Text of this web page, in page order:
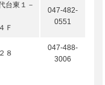
台東１－
Ｆ
047-482-
0551
８
047-488-
3006